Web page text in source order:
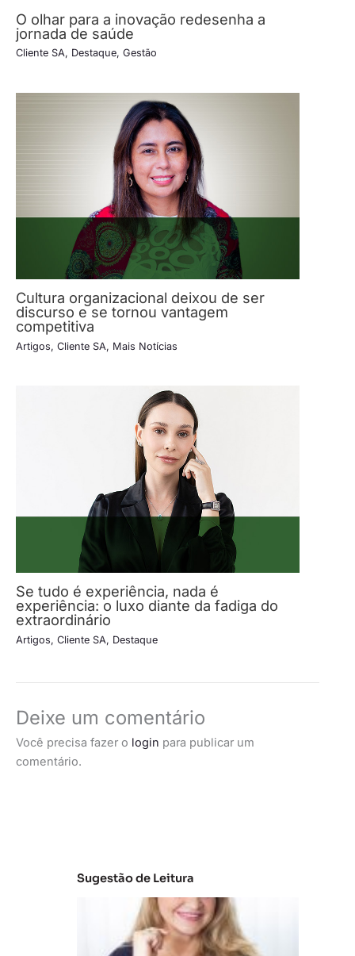
O olhar para a inovação redesenha a
jornada de saúde
Cliente SA, Destaque, Gestão
Cultura organizacional deixou de ser
discurso e se tornou vantagem
competitiva
Artigos, Cliente SA, Mais Notícias
Se tudo é experiência, nada é
experiência: o luxo diante da fadiga do
extraordinário
Artigos, Cliente SA, Destaque
Deixe um comentário
Você precisa fazer o login para publicar um
comentário.
Sugestão de Leitura